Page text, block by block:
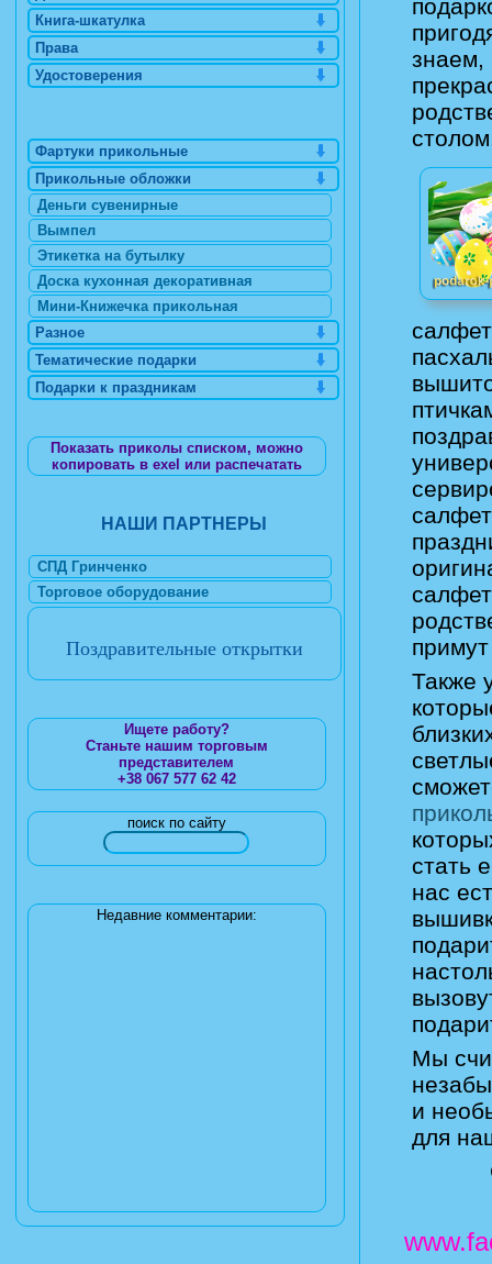
знаем,
Также
стать
нас
Мы
и
для
Книга-шкатулка
Права
Удостоверения
Фартуки прикольные
Прикольные обложки
Деньги сувенирные
Вымпел
Этикетка на бутылку
Доска кухонная декоративная
Мини-Книжечка прикольная
Разное
Тематические подарки
Подарки к праздникам
Показать приколы списком, можно
копировать в exel или распечатать
НАШИ ПАРТНЕРЫ
СПД Гринченко
Торговое оборудование
Поздравительные открытки
Ищете работу?
Станьте нашим торговым
представителем
+38 067 577 62 42
поиск по сайту
Недавние комментарии: